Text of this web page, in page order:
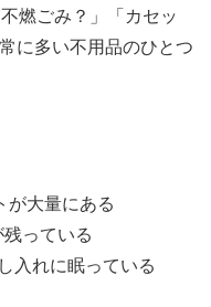
燃ごみ？」「カセッ
に多い不用品のひとつ
が大量にある
っている
入れに眠っている